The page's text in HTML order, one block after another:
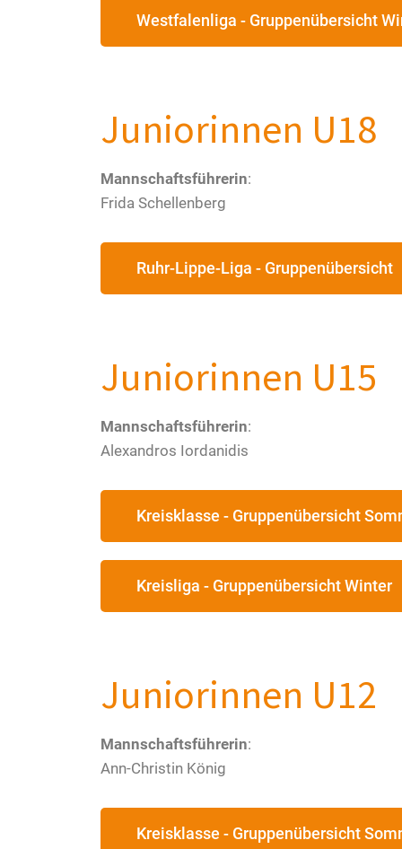
Westfalenliga - Gruppenübersicht
Juniorinnen U18
Mannschaftsführerin:
Frida Schellenberg
Ruhr-Lippe-Liga - Gruppenübersicht
Juniorinnen U15
Mannschaftsführerin:
Alexandros Iordanidis
Kreisklasse - Gruppenübersicht
Kreisliga - Gruppenübersicht Winter
Juniorinnen U12
Mannschaftsführerin:
Ann-Christin König
Kreisklasse - Gruppenübersicht